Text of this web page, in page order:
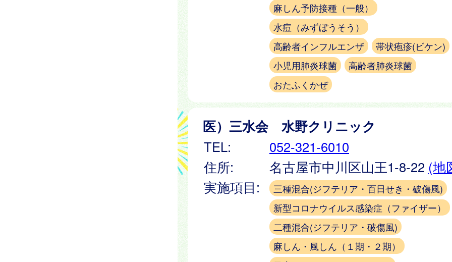
麻しん予防接種（一般）
水痘（みずぼうそう）
高齢者インフルエンザ
帯状疱疹(ビケン)
小児用肺炎球菌
高齢者肺炎球菌
おたふくかぜ
医）三水会 水野クリニック
TEL:
052-321-6010
住所:
名古屋市中川区山王1-8-22 (地
実施項目:
三種混合(ジフテリア・百日せき・破傷風)
新型コロナウイルス感染症（ファイザー）
二種混合(ジフテリア・破傷風)
麻しん・風しん（１期・２期）